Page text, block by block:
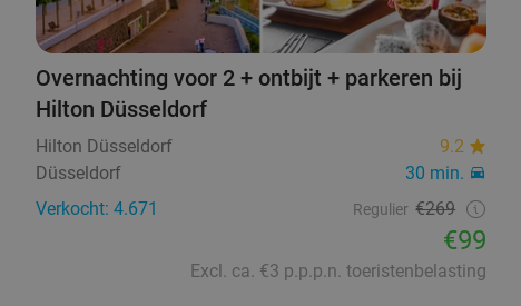
Overnachting voor 2 + ontbijt + parkeren bij
Hilton Düsseldorf
Hilton Düsseldorf
9.2
Düsseldorf
30 min.
Verkocht: 4.671
Regulier €269
€99
Excl. ca. €3 p.p.p.n. toeristenbelasting